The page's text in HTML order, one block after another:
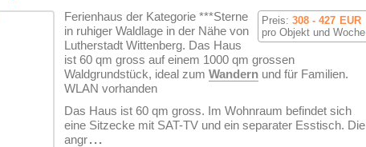
Preis: 308 - 427 EUR
pro Objekt und Woche
Ferienhaus der Kategorie ***Sterne
in ruhiger Waldlage in der Nähe von
Lutherstadt Wittenberg. Das Haus
ist 60 qm gross auf einem 1000 qm grossen
Waldgrundstück, ideal zum Wandern und für Familien.
WLAN vorhanden
Das Haus ist 60 qm gross. Im Wohnraum befindet sich
eine Sitzecke mit SAT-TV und ein separater Esstisch. Die
angr...